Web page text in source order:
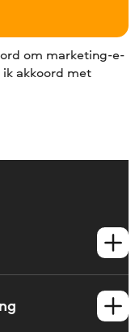
om marketing-e-
akkoord met